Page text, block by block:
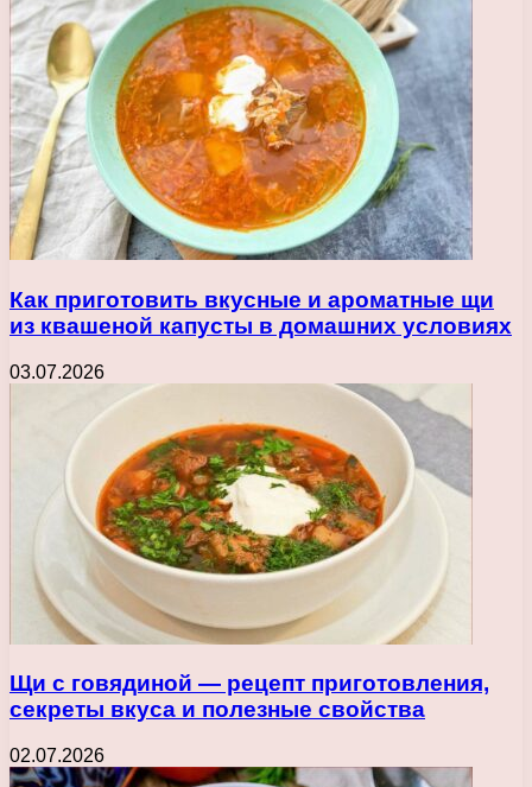
Как приготовить вкусные и ароматные щи
из квашеной капусты в домашних условиях
03.07.2026
Щи с говядиной — рецепт приготовления,
секреты вкуса и полезные свойства
02.07.2026